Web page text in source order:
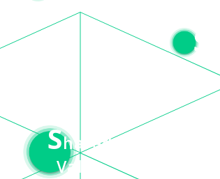
Shared
Value
S